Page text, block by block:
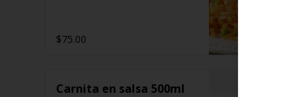
$75.00
Carnita en salsa 500ml